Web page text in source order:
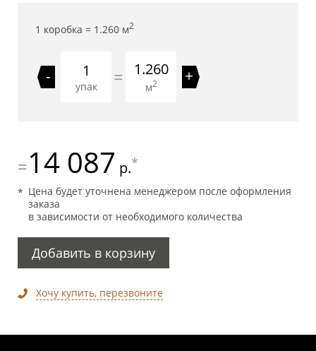
1 коробка = 1.260 м2
-
упак = 1.260
м2 +
=14 087 р.*
Цена будет уточнена менеджером после оформления
заказа
в зависимости от необходимого количества
Добавить в корзину
Хочу купить, перезвоните